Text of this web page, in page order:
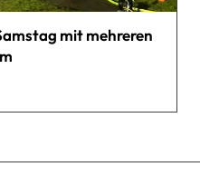
mit mehreren